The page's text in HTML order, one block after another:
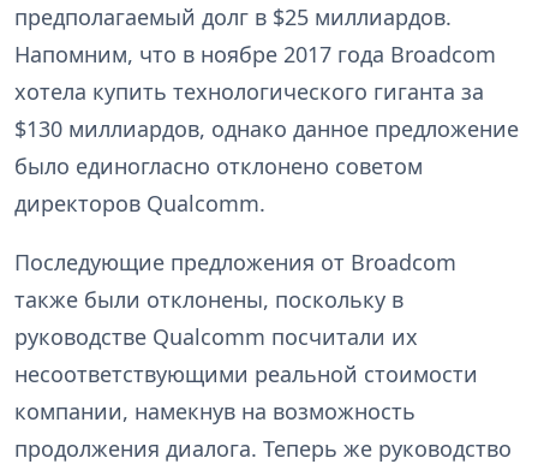
предполагаемый долг в $25 миллиардов.
Напомним, что в ноябре 2017 года Broadcom
хотела купить технологического гиганта за
$130 миллиардов, однако данное предложение
было единогласно отклонено советом
директоров Qualcomm.
Последующие предложения от Broadcom
также были отклонены, поскольку в
руководстве Qualcomm посчитали их
несоответствующими реальной стоимости
компании, намекнув на возможность
продолжения диалога. Теперь же руководство